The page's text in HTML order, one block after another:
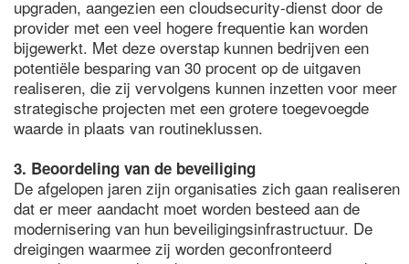
upgraden, aangezien een cloudsecurity-dienst door de
provider met een veel hogere frequentie kan worden
bijgewerkt. Met deze overstap kunnen bedrijven een
potentiële besparing van 30 procent op de uitgaven
realiseren, die zij vervolgens kunnen inzetten voor meer
strategische projecten met een grotere toegevoegde
waarde in plaats van routineklussen.
3. Beoordeling van de beveiliging
De afgelopen jaren zijn organisaties zich gaan realiseren
dat er meer aandacht moet worden besteed aan de
modernisering van hun beveiligingsinfrastructuur. De
dreigingen waarmee zij worden geconfronteerd